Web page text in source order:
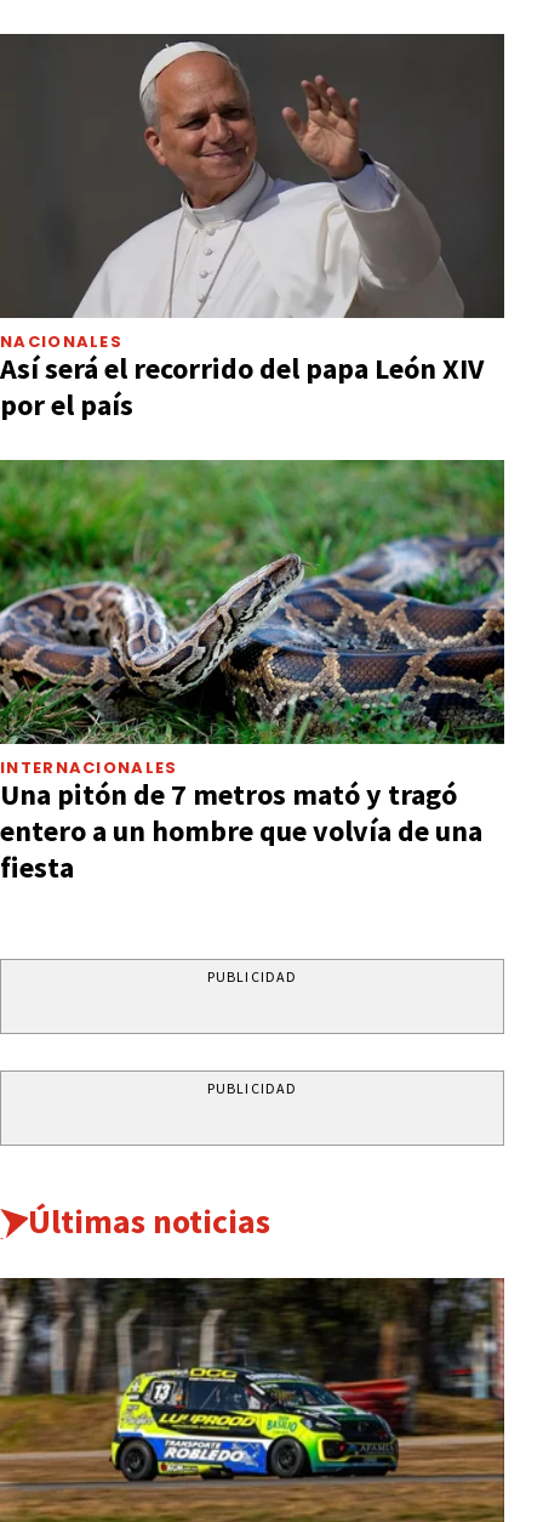
NACIONALES
Así será el recorrido del papa León XIV
por el país
INTERNACIONALES
Una pitón de 7 metros mató y tragó
entero a un hombre que volvía de una
fiesta
PUBLICIDAD
PUBLICIDAD
Últimas noticias